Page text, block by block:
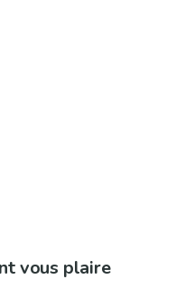
vous plaire